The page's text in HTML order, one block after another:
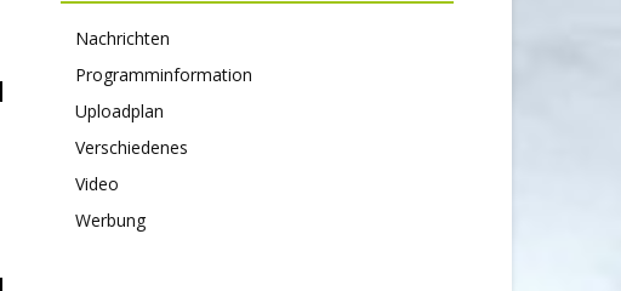
Nachrichten
Programminformation
Uploadplan
Verschiedenes
Video
Werbung